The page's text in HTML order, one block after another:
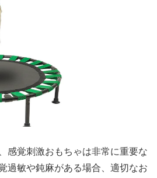
感覚刺激おもちゃは非常に重要な
過敏や鈍麻がある場合、適切なお